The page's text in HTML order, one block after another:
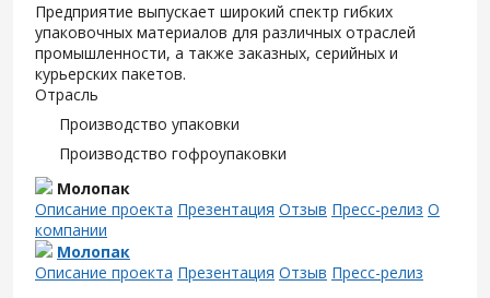
Предприятие выпускает широкий спектр гибких
упаковочных материалов для различных отраслей
промышленности, а также заказных, серийных и
курьерских пакетов.
Отрасль
Производство упаковки
Производство гофроупаковки
Молопак
Описание проекта Презентация Отзыв Пресс-релиз О
компании
Молопак
Описание проекта Презентация Отзыв Пресс-релиз